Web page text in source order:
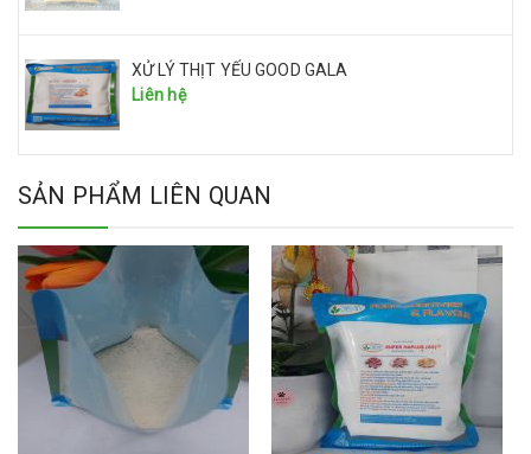
XỬ LÝ THỊT YẾU GOOD GALA
Liên hệ
SẢN PHẨM LIÊN QUAN